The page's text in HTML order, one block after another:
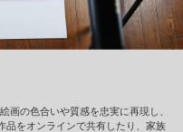
画の色合いや質感を忠実に再現し、
品をオンラインで共有したり、家族